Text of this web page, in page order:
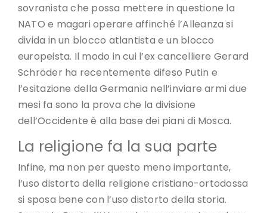
sovranista che possa mettere in questione la
NATO e magari operare affinché l’Alleanza si
divida in un blocco atlantista e un blocco
europeista. Il modo in cui l’ex cancelliere Gerard
Schröder ha recentemente difeso Putin e
l’esitazione della Germania nell’inviare armi due
mesi fa sono la prova che la divisione
dell’Occidente è alla base dei piani di Mosca.
La religione fa la sua parte
Infine, ma non per questo meno importante,
l’uso distorto della religione cristiano-ortodossa
si sposa bene con l’uso distorto della storia.